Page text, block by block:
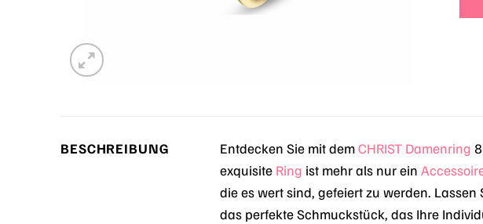
BESCHREIBUNG Entdecken Sie mit demCHRIST Damenring
exquisite Ring ist mehr als nur ein
die es wert sind, gefeiert zu werden.
das perfekte Schmuckstück, das Ihre